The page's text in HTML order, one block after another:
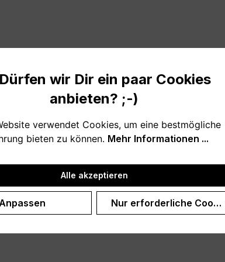
Geweih ist ein schönes Weihnachtsposter zur
Dürfen wir Dir ein paar Cookies
anbieten? ;-)
verwendet Cookies, um eine bestmögliche
bieten zu können. Mehr Informationen ...
Alle akzeptieren
Anpassen Nur erforderliche